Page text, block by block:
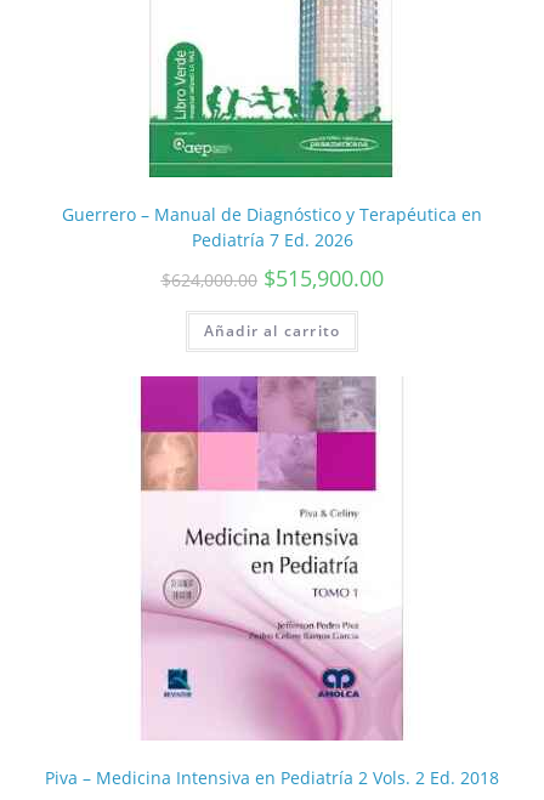
Guerrero – Manual de Diagnóstico y Terapéutica en
Pediatría 7 Ed. 2026
$624,000.00 $515,900.00
Añadir al carrito
Piva – Medicina Intensiva en Pediatría 2 Vols. 2 Ed. 2018